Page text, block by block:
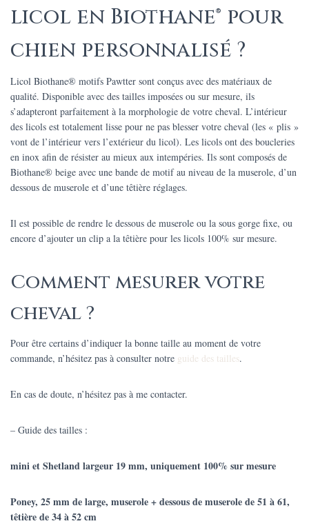
licol en Biothane® pour
chien personnalisé ?
Licol Biothane® motifs Pawtter sont conçus avec des matériaux de
qualité. Disponible avec des tailles imposées ou sur mesure, ils
s’adapteront parfaitement à la morphologie de votre cheval. L’intérieur
des licols est totalement lisse pour ne pas blesser votre cheval (les « plis »
vont de l’intérieur vers l’extérieur du licol). Les licols ont des boucleries
en inox afin de résister au mieux aux intempéries. Ils sont composés de
Biothane® beige avec une bande de motif au niveau de la muserole, d’un
dessous de muserole et d’une têtière réglages.
Il est possible de rendre le dessous de muserole ou la sous gorge fixe, ou
encore d’ajouter un clip a la têtière pour les licols 100% sur mesure.
Comment mesurer votre
cheval ?
Pour être certains d’indiquer la bonne taille au moment de votre
commande, n’hésitez pas à consulter notre guide des tailles.
En cas de doute, n’hésitez pas à me contacter.
– Guide des tailles :
mini et Shetland largeur 19 mm, uniquement 100% sur mesure
Poney, 25 mm de large, muserole + dessous de muserole de 51 à 61,
têtière de 34 à 52 cm